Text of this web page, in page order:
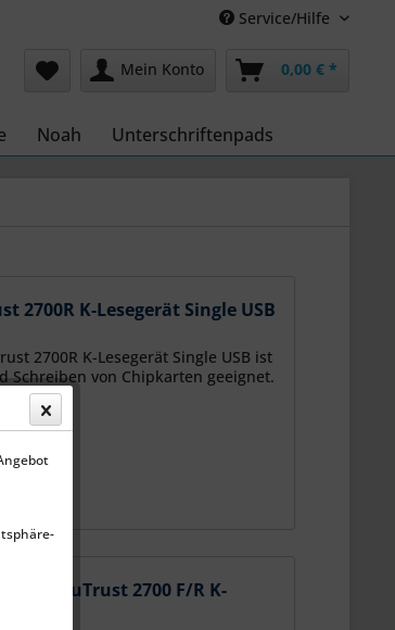
Service/Hilfe
Mein Konto 0,00 € *
Noah Unterschriftenpads
2700R K-Lesegerät Single USB
2700R K-Lesegerät Single USB ist
Schreiben von Chipkarten geeignet.
Cloud/uTrust 2700 F/R K-